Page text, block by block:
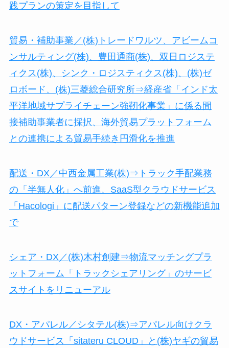
践プランの策定を目指して
貿易・補助事業／(株)トレードワルツ、アビームコ
ンサルティング(株)、豊田通商(株)、双日ロジステ
ィクス(株)、シンク・ロジスティクス(株)、(株)ゼ
ロボード、(株)三菱総合研究所⇒経産省「インド太
平洋地域サプライチェーン強靭化事業」に係る間
接補助事業者に採択、海外貿易プラットフォーム
との連携による貿易手続き円滑化を推進
配送・DX／中西金属工業(株)⇒トラック手配業務
の「半無人化」へ前進、SaaS型クラウドサービス
「Hacologi」に配送パターン登録などの新機能追加
で
シェア・DX／(株)木村創建⇒物流マッチングプラ
ットフォーム「トラックシェアリング」のサービ
スサイトをリニューアル
DX・アパレル／シタテル(株)⇒アパレル向けクラ
ウドサービス「sitateru CLOUD」と(株)ヤギの貿易